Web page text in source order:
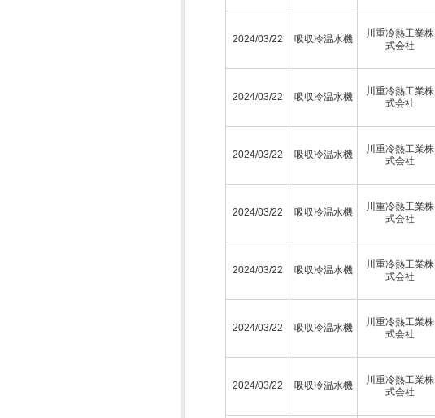
2024/03/22 吸収冷温水機
川重冷熱工業株
式会社
2024/03/22 吸収冷温水機
川重冷熱工業株
式会社
2024/03/22 吸収冷温水機
川重冷熱工業株
式会社
2024/03/22 吸収冷温水機
川重冷熱工業株
式会社
2024/03/22 吸収冷温水機
川重冷熱工業株
式会社
2024/03/22 吸収冷温水機
川重冷熱工業株
式会社
2024/03/22 吸収冷温水機
川重冷熱工業株
式会社